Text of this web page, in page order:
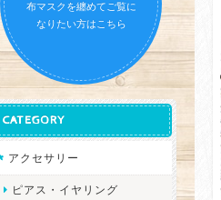
布マスクを纏めてご覧に
なりたい方はこちら
CATEGORY
アクセサリー
ピアス・イヤリング